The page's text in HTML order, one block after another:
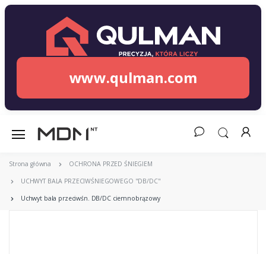
www.qulman.com
Strona główna OCHRONA PRZED ŚNIEGIEM
UCHWYT BALA PRZECIWŚNIEGOWEGO "DB/DC"
Uchwyt bala przeciwśn. DB/DC ciemnobrązowy